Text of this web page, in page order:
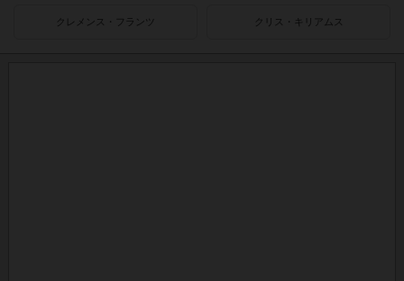
クレメンス・フランツ クリス・キリアムス